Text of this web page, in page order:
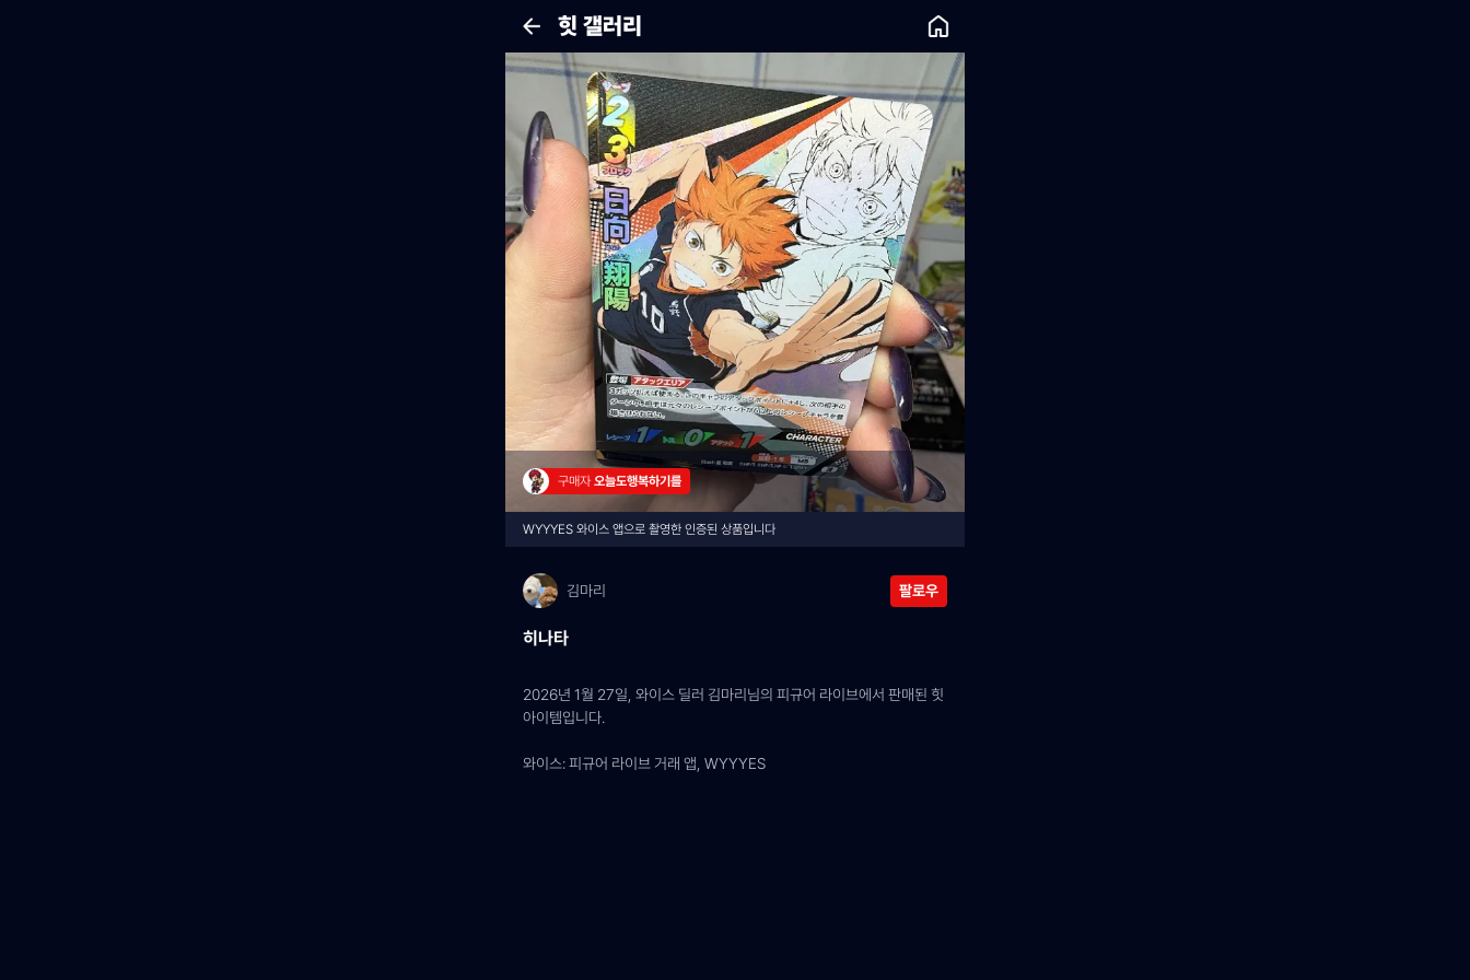
힛 갤러리
구매자 오늘도행복하기를
WYYYES 와이스 앱으로 촬영한 인증된 상품입니다
김마리 팔로우
히나타
2026년 1월 27일, 와이스 딜러 김마리님의 피규어 라이브에서 판매된 힛
아이템입니다.
와이스: 피규어 라이브 거래 앱, WYYYES